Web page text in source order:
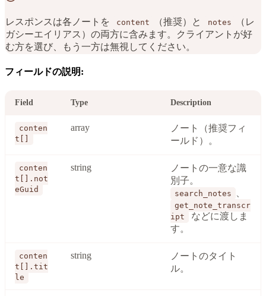
レスポンスは各ノートを content （推奨）と notes
（レ
ガシーエイリアス）の両方に含みます。クライアントが好
む方を選び、もう一方は無視してください。
フィールドの説明:
Field Type Description
conten
t[]
array
ノート（推奨フィ
ールド）。
conten
t[].not
eGuid
string
ノートの一意な識
別子。
search_notes
get_note_transcr
ipt
などに渡しま
す。
conten
t[].tit
le
string
ノートのタイト
ル。